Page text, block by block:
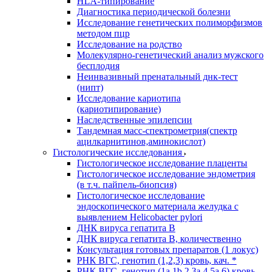
Диагностика периодической болезни
Исследование генетических полиморфизмов
методом пцр
Исследование на родство
Молекулярно-генетический анализ мужского
бесплодия
Неинвазивный пренатальный днк-тест
(нипт)
Исследование кариотипа
(кариотипирование)
Наследственные эпилепсии
Тандемная масс-спектрометрия(спектр
ацилкарнитинов,аминокислот)
Гистологические исследования
Гистологическое исследование плаценты
Гистологическое исследование эндометрия
(в т.ч. пайпель-биопсия)
Гистологическое исследование
эндоскопического материала желудка с
выявлением Helicobacter pylori
ДНК вируса гепатита B
ДНК вируса гепатита B, количественно
Консультация готовых препаратов (1 локус)
РНК ВГC, генотип (1,2,3) кровь, кач. *